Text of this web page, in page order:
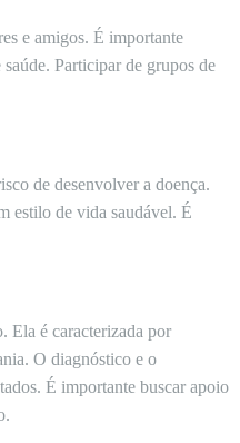
e amigos. É importante
Participar de grupos de
de desenvolver a doença.
estilo de vida saudável. É
Ela é caracterizada por
O diagnóstico e o
É importante buscar apoio